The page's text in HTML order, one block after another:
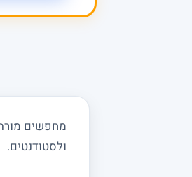
מחפשים מורה
ולסטודנטים.